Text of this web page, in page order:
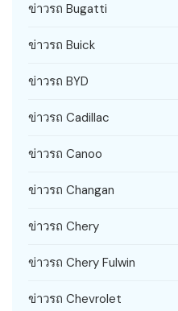
ข่าวรถ Bugatti
ข่าวรถ Buick
ข่าวรถ BYD
ข่าวรถ Cadillac
ข่าวรถ Canoo
ข่าวรถ Changan
ข่าวรถ Chery
ข่าวรถ Chery Fulwin
ข่าวรถ Chevrolet